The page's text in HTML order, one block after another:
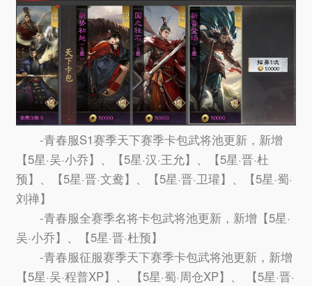
-青春服S1赛季天下赛季卡包武将池更新，新增
【5星·吴·小乔】、【5星·汉·王允】、【5星·晋·杜
预】、【5星·晋·文鸯】、【5星·晋·卫瓘】、【5星·蜀·
刘禅】
-青春服全赛季名将卡包武将池更新，新增【5星·
吴·小乔】、【5星·晋·杜预】
-青春服征服赛季天下赛季卡包武将池更新，新增
【5星·吴·程普XP】、 【5星·蜀·周仓XP】、 【5星·晋·